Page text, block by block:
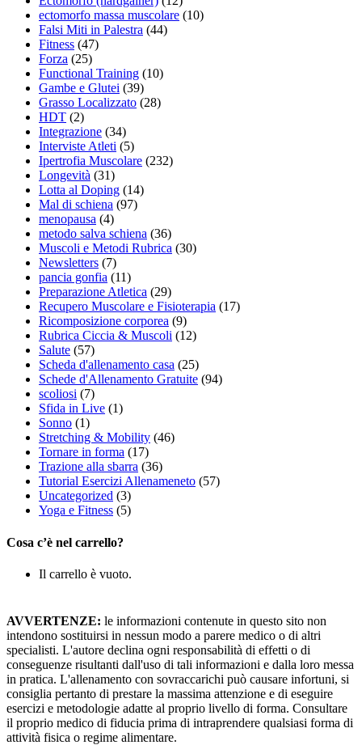
ectomorfo massa muscolare (10)
Falsi Miti in Palestra (44)
Fitness (47)
Forza (25)
Functional Training (10)
Gambe e Glutei (39)
Grasso Localizzato (28)
HDT (2)
Integrazione (34)
Interviste Atleti (5)
Ipertrofia Muscolare (232)
Longevità (31)
Lotta al Doping (14)
Mal di schiena (97)
menopausa (4)
metodo salva schiena (36)
Muscoli e Metodi Rubrica (30)
Newsletters (7)
pancia gonfia (11)
Preparazione Atletica (29)
Recupero Muscolare e Fisioterapia (17)
Ricomposizione corporea (9)
Rubrica Ciccia & Muscoli (12)
Salute (57)
Scheda d'allenamento casa (25)
Schede d'Allenamento Gratuite (94)
scoliosi (7)
Sfida in Live (1)
Sonno (1)
Stretching & Mobility (46)
Tornare in forma (17)
Trazione alla sbarra (36)
Tutorial Esercizi Allenameneto (57)
Uncategorized (3)
Yoga e Fitness (5)
Cosa c’è nel carrello?
Il carrello è vuoto.
AVVERTENZE: le informazioni contenute in questo sito non
intendono sostituirsi in nessun modo a parere medico o di altri
specialisti. L'autore declina ogni responsabilità di effetti o di
conseguenze risultanti dall'uso di tali informazioni e dalla loro messa
in pratica. L'allenamento con sovraccarichi può causare infortuni, si
consiglia pertanto di prestare la massima attenzione e di eseguire
esercizi e metodologie adatte al proprio livello di forma. Consultare
il proprio medico di fiducia prima di intraprendere qualsiasi forma di
attività fisica o regime alimentare.